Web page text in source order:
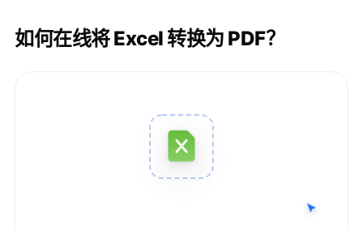
如何在线将 Excel 转换为 PDF？